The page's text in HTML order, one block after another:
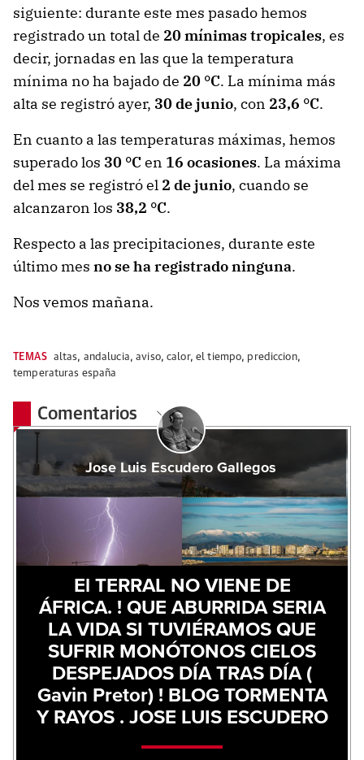
siguiente: durante este mes pasado hemos
registrado un total de 20 mínimas tropicales, es
decir, jornadas en las que la temperatura
mínima no ha bajado de 20 °C. La mínima más
alta se registró ayer, 30 de junio, con 23,6 °C.
En cuanto a las temperaturas máximas, hemos
superado los 30 °C en 16 ocasiones. La máxima
del mes se registró el 2 de junio, cuando se
alcanzaron los 38,2 °C.
Respecto a las precipitaciones, durante este
último mes no se ha registrado ninguna.
Nos vemos mañana.
TEMAS altas, andalucia,aviso,calor, el tiempo, prediccion,
temperaturas españa
Comentarios
Jose Luis Escudero Gallegos
El TERRAL NO VIENE DE
ÁFRICA. ! QUE ABURRIDA SERIA
LA VIDA SI TUVIÉRAMOS QUE
SUFRIR MONÓTONOS CIELOS
DESPEJADOS DÍA TRAS DÍA (
Gavin Pretor) ! BLOG TORMENTA
Y RAYOS . JOSE LUIS ESCUDERO